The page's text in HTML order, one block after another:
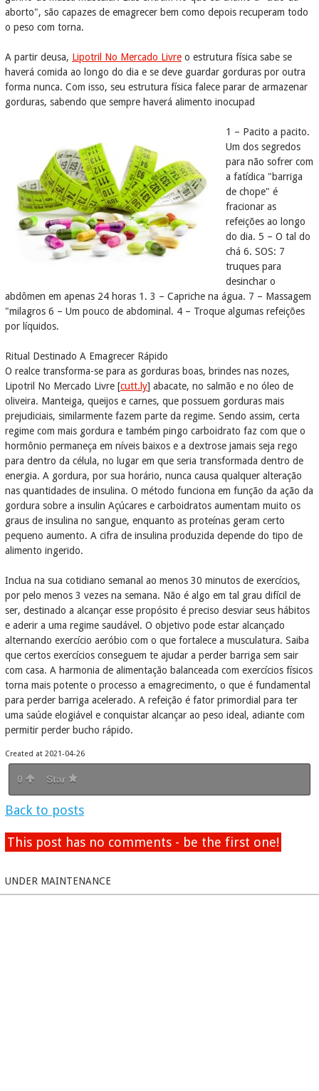
aborto", são capazes de emagrecer bem como depois recuperam todo
o peso com torna.
A partir deusa, Lipotril No Mercado Livre o estrutura física sabe se
haverá comida ao longo do dia e se deve guardar gorduras por outra
forma nunca. Com isso, seu estrutura física falece parar de armazenar
gorduras, sabendo que sempre haverá alimento inocupad
1 – Pacito a pacito.
Um dos segredos
para não sofrer com
a fatídica "barriga
de chope" é
fracionar as
refeições ao longo
do dia. 5 – O tal do
chá 6. SOS: 7
truques para
desinchar o
abdômen em apenas 24 horas 1. 3 – Capriche na água. 7 – Massagem
"milagros 6 – Um pouco de abdominal. 4 – Troque algumas refeições
por líquidos.
Ritual Destinado A Emagrecer Rápido
O realce transforma-se para as gorduras boas, brindes nas nozes,
Lipotril No Mercado Livre [cutt.ly] abacate, no salmão e no óleo de
oliveira. Manteiga, queijos e carnes, que possuem gorduras mais
prejudiciais, similarmente fazem parte da regime. Sendo assim, certa
regime com mais gordura e também pingo carboidrato faz com que o
hormônio permaneça em níveis baixos e a dextrose jamais seja rego
para dentro da célula, no lugar em que seria transformada dentro de
energia. A gordura, por sua horário, nunca causa qualquer alteração
nas quantidades de insulina. O método funciona em função da ação da
gordura sobre a insulin Açúcares e carboidratos aumentam muito os
graus de insulina no sangue, enquanto as proteínas geram certo
pequeno aumento. A cifra de insulina produzida depende do tipo de
alimento ingerido.
Inclua na sua cotidiano semanal ao menos 30 minutos de exercícios,
por pelo menos 3 vezes na semana. Não é algo em tal grau difícil de
ser, destinado a alcançar esse propósito é preciso desviar seus hábitos
e aderir a uma regime saudável. O objetivo pode estar alcançado
alternando exercício aeróbio com o que fortalece a musculatura. Saiba
que certos exercícios conseguem te ajudar a perder barriga sem sair
com casa. A harmonia de alimentação balanceada com exercícios físicos
torna mais potente o processo a emagrecimento, o que é fundamental
para perder barriga acelerado. A refeição é fator primordial para ter
uma saúde elogiável e conquistar alcançar ao peso ideal, adiante com
permitir perder bucho rápido.
Created at 2021-04-26
0 Star
Back to posts
This post has no comments - be the first one!
UNDER MAINTENANCE